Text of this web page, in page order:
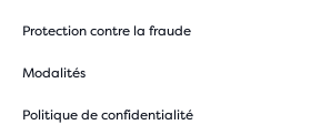
Protection contre la fraude
Modalités
Politique de confidentialité